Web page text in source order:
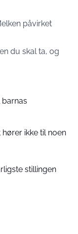
påvirket
du skal ta, og
ikke til noen
stillingen